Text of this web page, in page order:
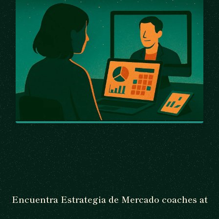
Encuentra Estrategia de Mercado coaches at